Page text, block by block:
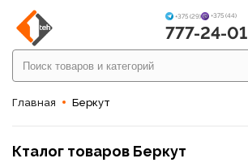
+375 (29) +375 (44)
777-24-01
Главная Беркут
Кталог товаров Беркут